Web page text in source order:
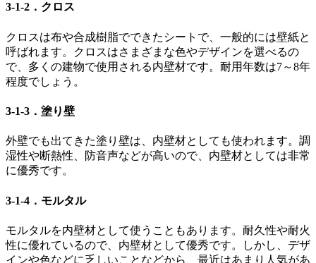
3-1-2．クロス
クロスは布や合成樹脂でできたシートで、一般的には壁紙と
呼ばれます。クロスはさまざまな色やデザインを選べるの
で、多くの建物で使用される内壁材です。耐用年数は7～8年
程度でしょう。
3-1-3．塗り壁
外壁でも出てきた塗り壁は、内壁材としても使われます。調
湿性や断熱性、防音声などが高いので、内壁材としては非常
に優秀です。
3-1-4．モルタル
モルタルを内壁材として使うこともあります。耐久性や耐火
性に優れているので、内壁材として優秀です。しかし、デザ
インや色などに乏しいことなどから、最近はあまり人気があ